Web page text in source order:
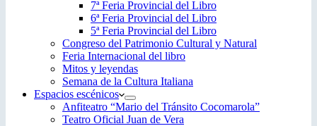
7ª Feria Provincial del Libro
6ª Feria Provincial del Libro
5ª Feria Provincial del Libro
Congreso del Patrimonio Cultural y Natural
Feria Internacional del libro
Mitos y leyendas
Semana de la Cultura Italiana
Espacios escénicos
Anfiteatro “Mario del Tránsito Cocomarola”
Teatro Oficial Juan de Vera